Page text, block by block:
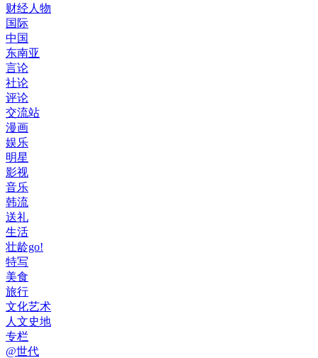
财经人物
国际
中国
东南亚
言论
社论
评论
交流站
漫画
娱乐
明星
影视
音乐
韩流
送礼
生活
壮龄go!
特写
美食
旅行
文化艺术
人文史地
专栏
@世代